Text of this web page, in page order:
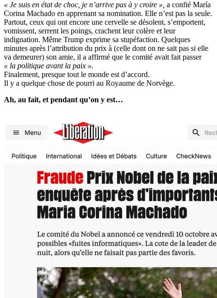
« Je suis en état de choc, je n’arrive pas à y croire », a confié María
Corina Machado en apprenant sa nomination. Elle n’est pas la seule.
Partout, ceux qui ont encore une cervelle se désolent, s’emportent,
vomissent, serrent les poings, crachent leur colère et leur
indignation. Même Trump exprime sa stupéfaction. Quelques
minutes après l’attribution du prix à (celle dont on ne sait pas si elle
va demeurer) son amie, il a affirmé que le comité avait fait passer
« la politique avant la paix ».
Finalement, presque tout le monde est d’accord.
Il y a quelque chose de pourri au Royaume de Norvège.
Ah, au fait, et pendant qu’on y est…